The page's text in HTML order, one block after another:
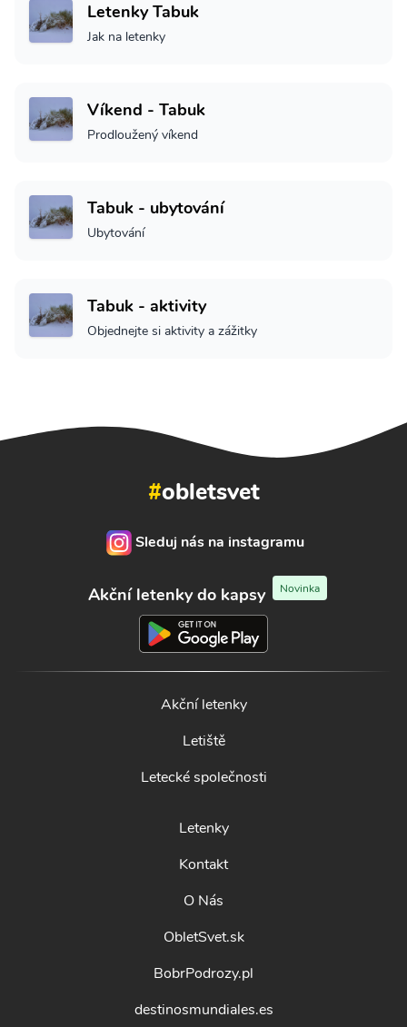
Letenky Tabuk
Jak na letenky
Víkend - Tabuk
Prodloužený víkend
Tabuk - ubytování
Ubytování
Tabuk - aktivity
Objednejte si aktivity a zážitky
#obletsvet
Sleduj nás na instagramu
Akční letenky do kapsy Novinka
Akční letenky
Letiště
Letecké společnosti
Letenky
Kontakt
O Nás
ObletSvet.sk
BobrPodrozy.pl
destinosmundiales.es